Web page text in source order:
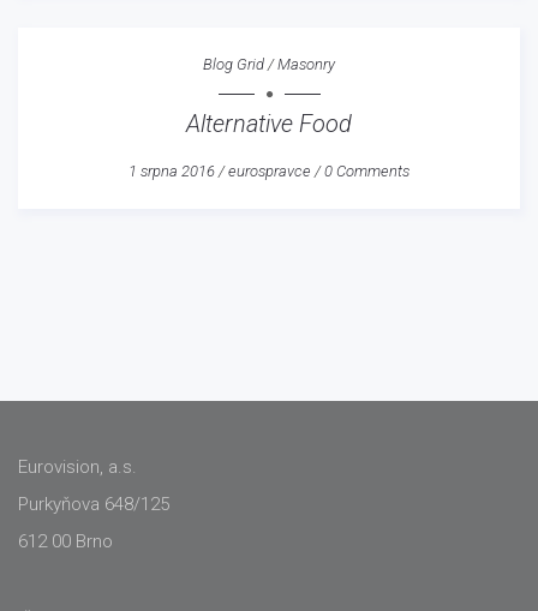
Blog Grid /Masonry
Alternative Food
1 srpna 2016 /eurospravce /0 Comments
Eurovision, a.s.
Purkyňova 648/125
612 00 Brno